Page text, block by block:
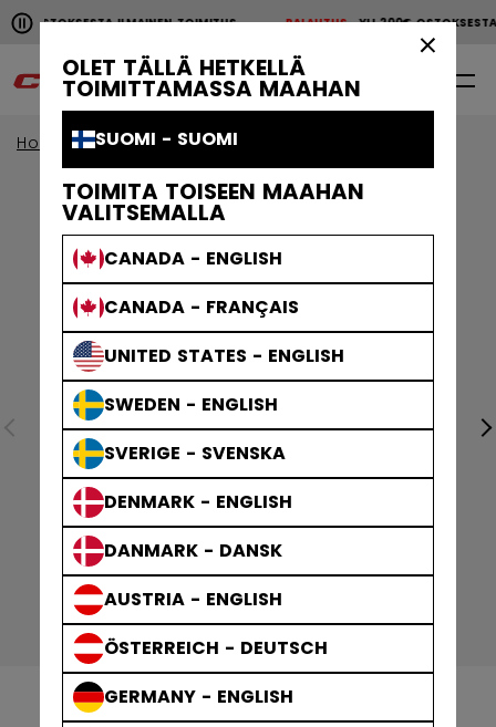
OLET TÄLLÄ HETKELLÄ
TOIMITTAMASSA MAAHAN
SUOMI - SUOMI
TOIMITA TOISEEN MAAHAN
VALITSEMALLA
CANADA - ENGLISH
CANADA - FRANÇAIS
UNITED STATES - ENGLISH
SWEDEN - ENGLISH
SVERIGE - SVENSKA
DENMARK - ENGLISH
DANMARK - DANSK
AUSTRIA - ENGLISH
ÖSTERREICH - DEUTSCH
GERMANY - ENGLISH
Pause the horizontal scroll animation.
OSTOKSESTA ILMAINEN TOIMITUSPALAUTUS YLI 200€
YLI 200€ OSTOKSESTA ILMAINEN TOIMITUS
Home Jääkiekkotarvikkeet